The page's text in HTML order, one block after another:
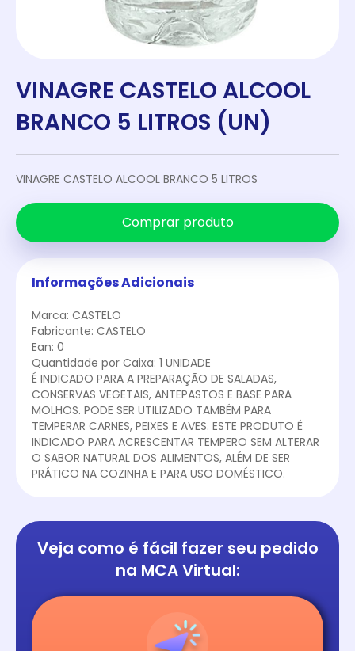
VINAGRE CASTELO ALCOOL
BRANCO 5 LITROS (UN)
VINAGRE CASTELO ALCOOL BRANCO 5 LITROS
Comprar produto
Informações Adicionais
Marca: CASTELO
Fabricante: CASTELO
Ean: 0
Quantidade por Caixa: 1 UNIDADE
É INDICADO PARA A PREPARAÇÃO DE SALADAS,
CONSERVAS VEGETAIS, ANTEPASTOS E BASE PARA
MOLHOS. PODE SER UTILIZADO TAMBÉM PARA
TEMPERAR CARNES, PEIXES E AVES. ESTE PRODUTO É
INDICADO PARA ACRESCENTAR TEMPERO SEM ALTERAR
O SABOR NATURAL DOS ALIMENTOS, ALÉM DE SER
PRÁTICO NA COZINHA E PARA USO DOMÉSTICO.
Veja como é fácil fazer seu pedido
na MCA Virtual: